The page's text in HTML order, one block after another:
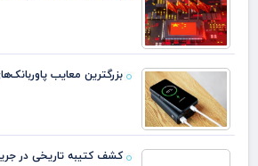
بزرگترین معایب